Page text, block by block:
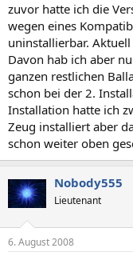
zuvor hatte ich die
wegen eines
uninstallierbar.
Davon hab ich aber
ganzen restlichen
schon bei der 2.
Installation hatte ich
Zeug installiert aber
schon weiter oben
Nobody555
Lieutenant
6. August 2008